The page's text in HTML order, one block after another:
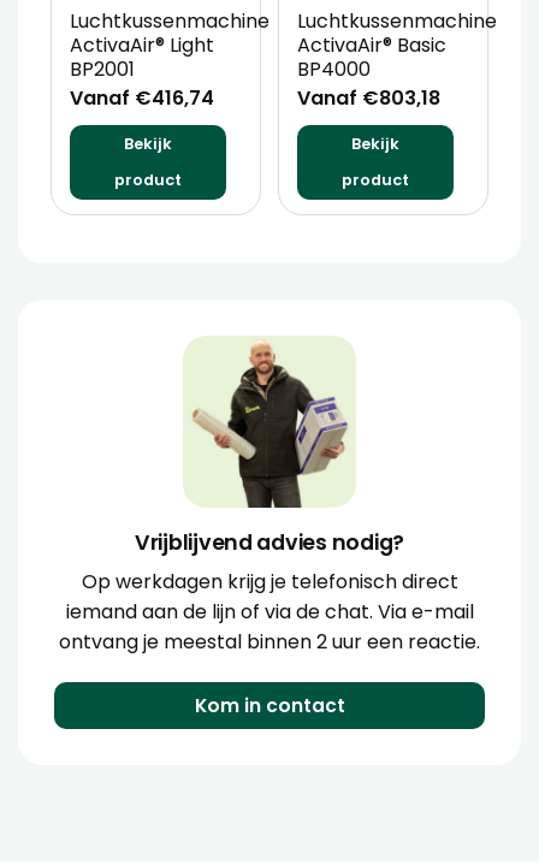
Luchtkussenmachine
ActivaAir® Light
BP2001
Vanaf €416,74
Bekijk
product
Luchtkussenmachine
ActivaAir® Basic
BP4000
Vanaf €803,18
Bekijk
product
Vrijblijvend advies nodig?
Op werkdagen krijg je telefonisch direct
iemand aan de lijn of via de chat. Via e-mail
ontvang je meestal binnen 2 uur een reactie.
Kom in contact